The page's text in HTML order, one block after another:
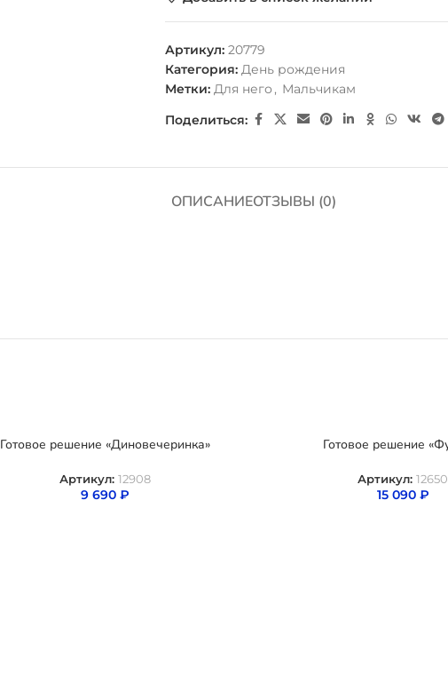
Артикул:20779
Категория: День рождения
Метки: Для него , Мальчикам
Поделиться:
ОПИСАНИЕОТЗЫВЫ (0)
Готовое решение «Диновечеринка»
Артикул: 12908
9 690 ₽
Готовое решение
Артикул: 12650
15 090 ₽